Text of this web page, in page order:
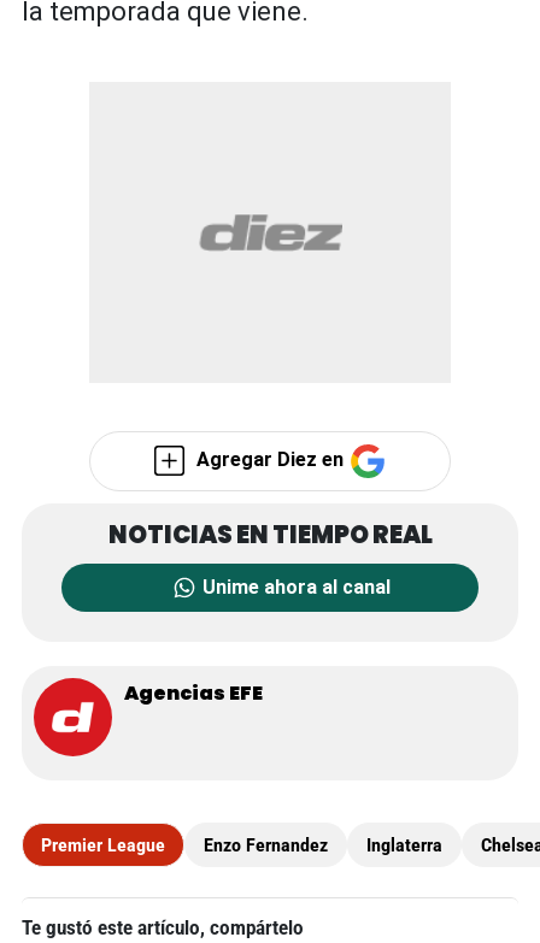
la temporada que viene.
Agregar Diez en
Unime ahora al canal
Agencias EFE
Premier League Enzo Fernandez Inglaterra
Te gustó este artículo, compártelo